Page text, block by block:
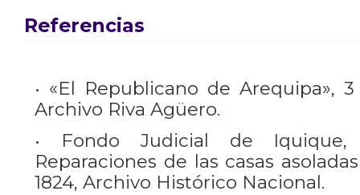
Referencias
• «El Republicano de Arequipa»,
Archivo Riva Agüero.
• Fondo Judicial de Iquique,
Reparaciones de las casas
1824, Archivo Histórico Nacional.